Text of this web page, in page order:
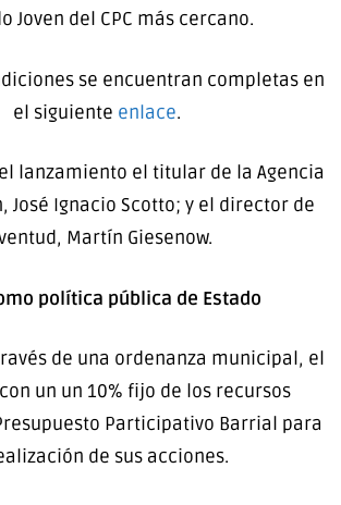
Joven del CPC más cercano.
se encuentran completas en
el siguiente enlace.
lanzamiento el titular de la Agencia
José Ignacio Scotto; y el director de
Martín Giesenow.
política pública de Estado
de una ordenanza municipal, el
un un 10% fijo de los recursos
Participativo Barrial para
de sus acciones.